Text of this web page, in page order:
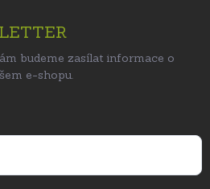
budeme zasílat informace o
e-shopu.